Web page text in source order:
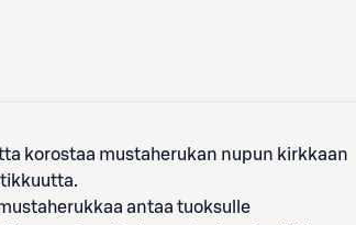
korostaa mustaherukan nupun kirkkaan
antaa tuoksulle